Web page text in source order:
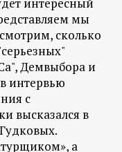
мы
сколько
Демвыбора и
интервью
с
высказался в
а